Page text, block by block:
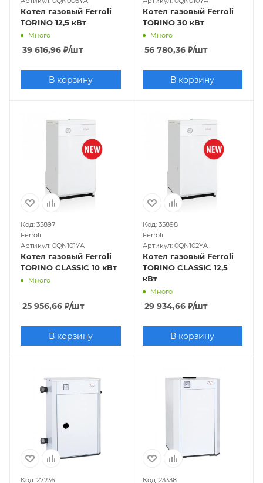
Котел газовый Ferroli
TORINO 12,5 кВт
Много
39 616,96 ₽/шт
В корзину
Котел газовый Ferroli
TORINO 30 кВт
Много
56 780,36₽/шт
В корзину
Код: 35897
Ferroli
Артикул: 0QN101YA
Котел газовый Ferroli
TORINO CLASSIC 10 кВт
Много
25 956,66 ₽/шт
В корзину
Код: 35898
Ferroli
Артикул: 0QN102YA
Котел газовый Ferroli
TORINO CLASSIC 12,5
кВт
Много
29 934,66₽/шт
В корзину
Код: 27236
Код: 23338